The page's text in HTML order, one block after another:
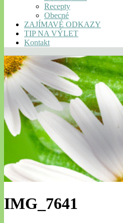
Recepty
Obecné
ZAJÍMAVÉ ODKAZY
TIP NA VÝLET
Kontakt
IMG_7641